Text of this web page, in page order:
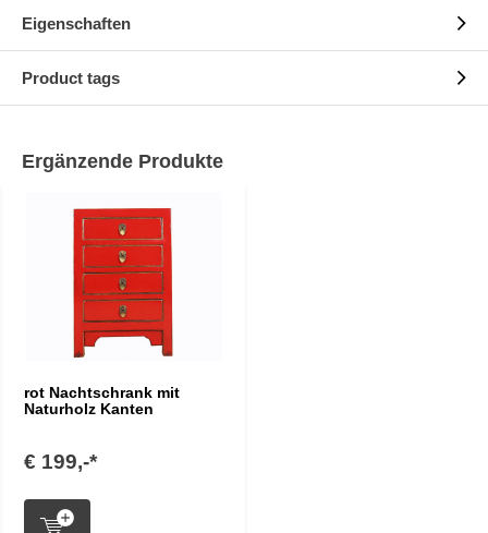
Eigenschaften
Product tags
Ergänzende Produkte
rot Nachtschrank mit
Naturholz Kanten
€ 199,-*